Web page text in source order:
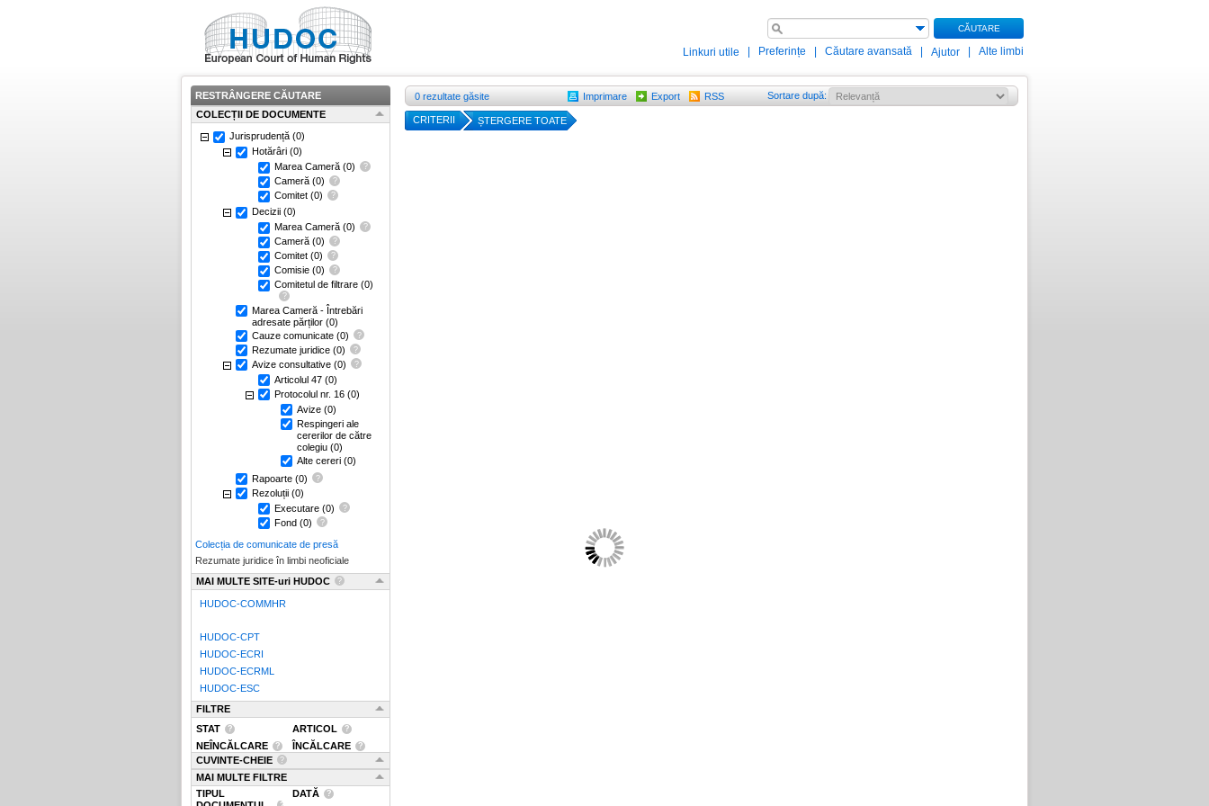
CĂUTARE
Linkuri utile Preferințe Căutare avansată Ajutor Alte limbi
RESTRÂNGERE CĂUTARE
COLECȚII DE DOCUMENTE
Jurisprudență (0)
Hotărâri (0)
Marea Cameră (0)
Cameră (0)
Comitet (0)
Decizii (0)
Marea Cameră (0)
Cameră (0)
Comitet (0)
Comisie (0)
Comitetul de filtrare (0)
Marea Cameră - Întrebări
adresate părților (0)
Cauze comunicate (0)
Rezumate juridice (0)
Avize consultative (0)
Articolul 47 (0)
Protocolul nr. 16 (0)
Avize (0)
Respingeri ale
cererilor de către
colegiu (0)
Alte cereri (0)
Rapoarte (0)
Rezoluții (0)
Executare (0)
Fond (0)
Colecția de comunicate de presă
Rezumate juridice în limbi neoficiale
MAI MULTE SITE-uri HUDOC
HUDOC-COMMHR
HUDOC-CPT
HUDOC-ECRI
HUDOC-ECRML
HUDOC-ESC
FILTRE
STAT
ARTICOL
NEÎNCĂLCARE
ÎNCĂLCARE
CUVINTE-CHEIE
MAI MULTE FILTRE
TIPUL
DATĂ
0 rezultate găsite Imprimare Export RSS Sortare după:
CRITERII ȘTERGERE TOATE